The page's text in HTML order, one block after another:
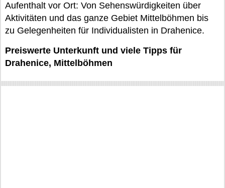
Aufenthalt vor Ort: Von Sehenswürdigkeiten über
Aktivitäten und das ganze Gebiet Mittelböhmen bis
zu Gelegenheiten für Individualisten in Drahenice.
Preiswerte Unterkunft und viele Tipps für
Drahenice, Mittelböhmen